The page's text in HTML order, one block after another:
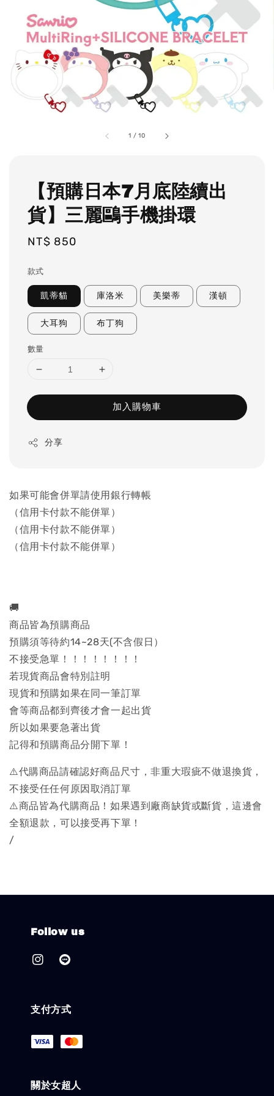
1 /10
【預購日本7月底陸續出
貨】三麗鷗手機掛環
Regular
NT$ 850
款式
凱蒂貓 庫洛米 美樂蒂 漢頓
大耳狗 布丁狗
數量
加入購物車
分享
如果可能會併單請使用銀行轉帳
（信用卡付款不能併單）
（信用卡付款不能併單）
（信用卡付款不能併單）
🚚
商品皆為預購商品
預購須等待約14~28天(不含假日）
不接受急單！！！！！！！！
若現貨商品會特別註明
現貨和預購如果在同一筆訂單
會等商品都到齊後才會一起出貨
所以如果要急著出貨
記得和預購商品分開下單！
⚠️代購商品請確認好商品尺寸，非重大瑕疵不做退換貨，
不接受任任何原因取消訂單
⚠️商品皆為代購商品！如果遇到廠商缺貨或斷貨，這邊會
全額退款，可以接受再下單！
/
Follow us
支付方式
關於女超人